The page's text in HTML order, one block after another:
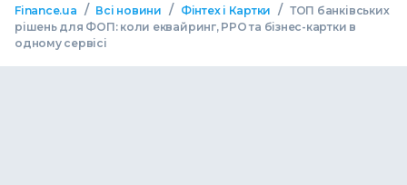
Finance.ua / Всі новини / Фінтех і Картки / ТОП банківських
рішень для ФОП: коли еквайринг, РРО та бізнес-картки в
одному сервісі